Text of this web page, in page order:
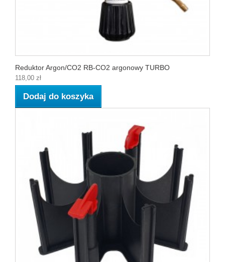
Reduktor Argon/CO2 RB-CO2 argonowy TURBO
118,00 zł
Dodaj do koszyka